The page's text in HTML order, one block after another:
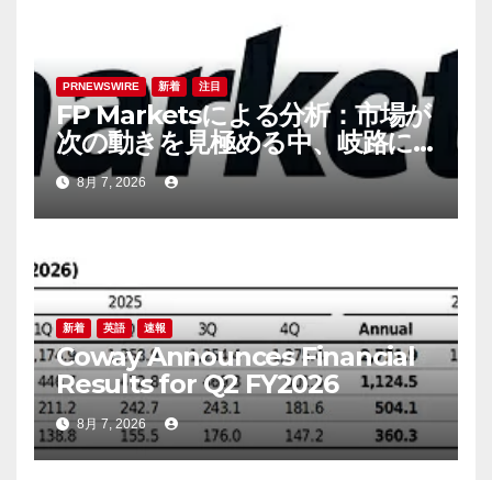
PRNEWSWIRE 新着 注目
FP Marketsによる分析：市場が
次の動きを見極める中、岐路に
立つ円
8月 7, 2026
新着 英語 速報
Coway Announces Financial
Results for Q2 FY2026
8月 7, 2026